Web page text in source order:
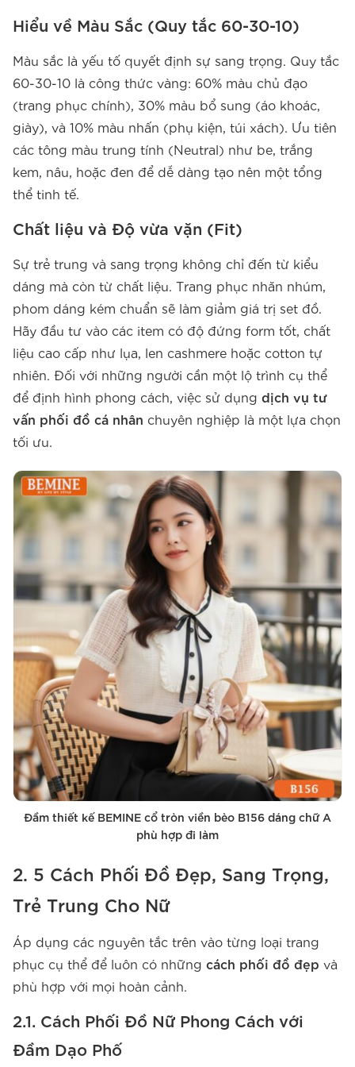
Hiểu về Màu Sắc (Quy tắc 60-30-10)
Màu sắc là yếu tố quyết định sự sang trọng. Quy tắc
60-30-10 là công thức vàng: 60% màu chủ đạo
(trang phục chính), 30% màu bổ sung (áo khoác,
giày), và 10% màu nhấn (phụ kiện, túi xách). Ưu tiên
các tông màu trung tính (Neutral) như be, trắng
kem, nâu, hoặc đen để dễ dàng tạo nên một tổng
thể tinh tế.
Chất liệu và Độ vừa vặn (Fit)
Sự trẻ trung và sang trọng không chỉ đến từ kiểu
dáng mà còn từ chất liệu. Trang phục nhăn nhúm,
phom dáng kém chuẩn sẽ làm giảm giá trị set đồ.
Hãy đầu tư vào các item có độ đứng form tốt, chất
liệu cao cấp như lụa, len cashmere hoặc cotton tự
nhiên. Đối với những người cần một lộ trình cụ thể
để định hình phong cách, việc sử dụng dịch vụ tư
vấn phối đồ cá nhân chuyên nghiệp là một lựa chọn
tối ưu.
Đầm thiết kế BEMINE cổ tròn viền bèo B156 dáng chữ A
phù hợp đi làm
2. 5 Cách Phối Đồ Đẹp, Sang Trọng,
Trẻ Trung Cho Nữ
Áp dụng các nguyên tắc trên vào từng loại trang
phục cụ thể để luôn có những cách phối đồ đẹp và
phù hợp với mọi hoàn cảnh.
2.1. Cách Phối Đồ Nữ Phong Cách với
Đầm Dạo Phố